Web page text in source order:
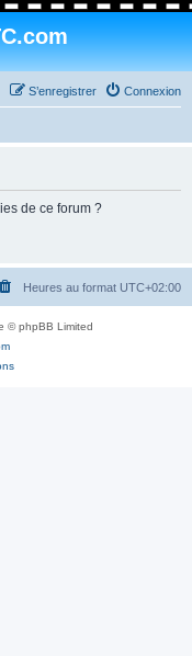
Connexion
S’enregistrer
de ce forum ?
Heures au format UTC+02:00
© phpBB Limited